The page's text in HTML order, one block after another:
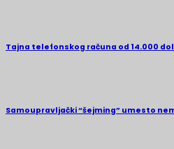
Tajna telefonskog računa od 14.000
Samoupravljački “šejming” umesto